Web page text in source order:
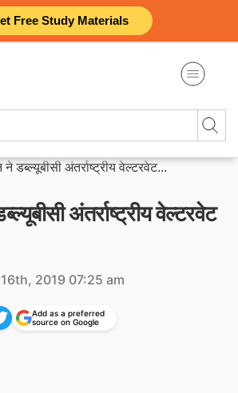
Free Study Materials
डब्ल्यूबीसी अंतर्राष्ट्रीय वेल्टरवेट...
अंतर्राष्ट्रीय वेल्टरवेट
2019 07:25 am
Add as a preferred
source on Google